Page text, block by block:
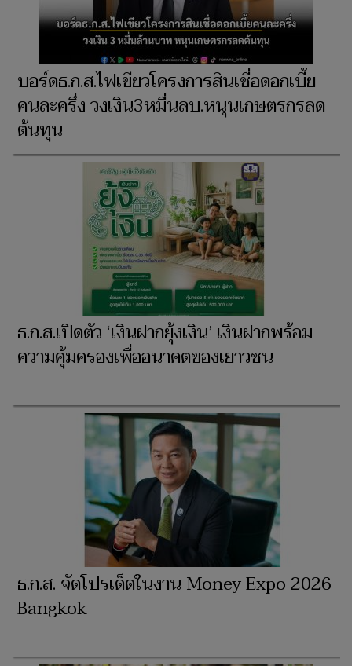
บอร์ดธ.ก.ส.ไฟเขียวโครงการสินเชื่อดอกเบี้ย
คนละครึ่ง วงเงิน3หมื่นลบ.หนุนเกษตรกรลด
ต้นทุน
ธ.ก.ส.เปิดตัว ‘เงินฝากยุ้งเงิน’ เงินฝากพร้อม
ความคุ้มครองเพื่ออนาคตของเยาวชน
ธ.ก.ส. จัดโปรเด็ดในงาน Money Expo 2026
Bangkok